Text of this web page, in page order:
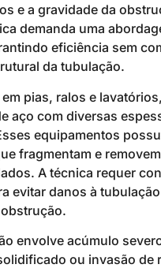
e a gravidade da
demanda uma
eficiência sem
da tubulação.
pias, ralos e
aço com diversas
equipamentos
fragmentam e
A técnica requer
evitar danos à
envolve acúmulo
ou invasão de